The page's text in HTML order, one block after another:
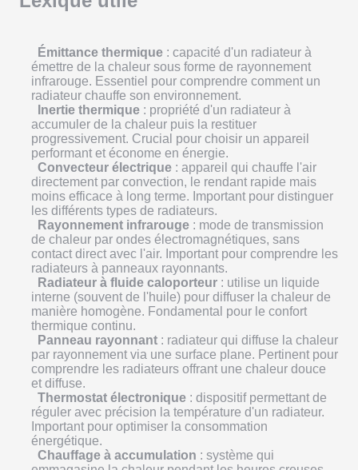
Émittance thermique : capacité d'un radiateur à
émettre de la chaleur sous forme de rayonnement
infrarouge. Essentiel pour comprendre comment un
radiateur chauffe son environnement.
Inertie thermique : propriété d'un radiateur à
accumuler de la chaleur puis la restituer
progressivement. Crucial pour choisir un appareil
performant et économe en énergie.
Convecteur électrique : appareil qui chauffe l'air
directement par convection, le rendant rapide mais
moins efficace à long terme. Important pour distinguer
les différents types de radiateurs.
Rayonnement infrarouge : mode de transmission
de chaleur par ondes électromagnétiques, sans
contact direct avec l'air. Important pour comprendre les
radiateurs à panneaux rayonnants.
Radiateur à fluide caloporteur : utilise un liquide
interne (souvent de l'huile) pour diffuser la chaleur de
manière homogène. Fondamental pour le confort
thermique continu.
Panneau rayonnant : radiateur qui diffuse la chaleur
par rayonnement via une surface plane. Pertinent pour
comprendre les radiateurs offrant une chaleur douce
et diffuse.
Thermostat électronique : dispositif permettant de
réguler avec précision la température d'un radiateur.
Important pour optimiser la consommation
énergétique.
Chauffage à accumulation : système qui